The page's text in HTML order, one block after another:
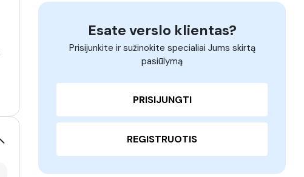
Esate verslo klientas?
Prisijunkite ir sužinokite specialiai Jums skirtą
pasiūlymą
PRISIJUNGTI
REGISTRUOTIS